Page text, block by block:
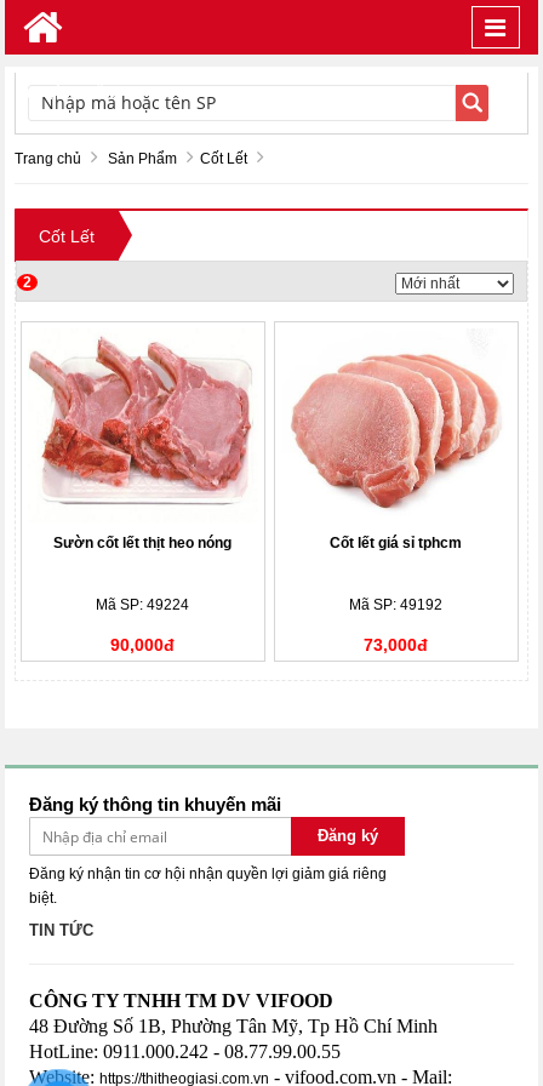
TÌM KIẾM
Trang chủ Sản Phẩm Cốt Lết
Cốt Lết
2
Sườn cốt lết thịt heo nóng
Mã SP: 49224
90,000đ
Cốt lết giá sỉ tphcm
Mã SP: 49192
73,000đ
Đăng ký thông tin khuyến mãi
Đăng ký
Đăng ký nhận tin cơ hội nhận quyền lợi giảm giá riêng
biệt.
TIN TỨC
CÔNG TY TNHH TM DV VIFOOD
48 Đường Số 1B, Phường Tân Mỹ, Tp Hồ Chí Minh
HotLine: 0911.000.242 - 08.77.99.00.55
Website:https://thitheogiasi.com.vn - vifood.com.vn - Mail: